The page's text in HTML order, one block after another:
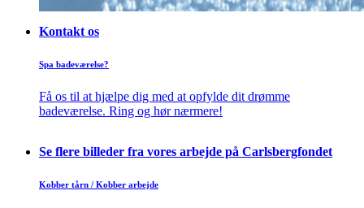
Kontakt os
Spa badeværelse?
Få os til at hjælpe dig med at opfylde dit drømme
badeværelse. Ring og hør nærmere!
Se flere billeder fra vores arbejde på Carlsbergfondet
Kobber tårn / Kobber arbejde